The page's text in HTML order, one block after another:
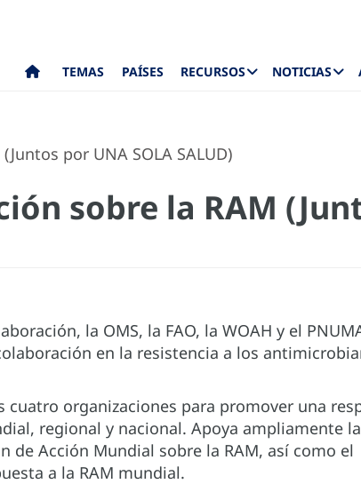
TEMAS PAÍSES RECURSOS NOTICIAS
por UNA SOLA SALUD)
sobre la RAM
la OMS, la FAO, la WOAH y el
en la resistencia a los
organizaciones para promover una
regional y nacional. Apoya ampliamente la
Acción Mundial sobre la RAM, así como el
a la RAM mundial.